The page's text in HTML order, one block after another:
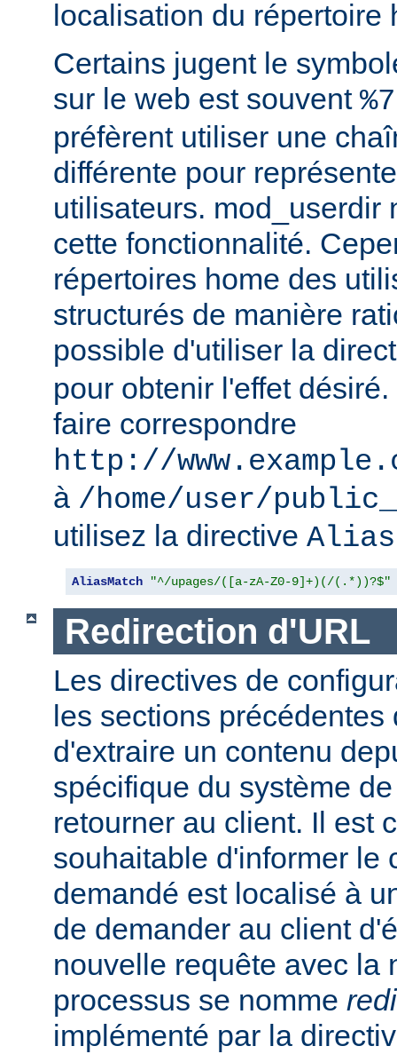
localisation du répertoire
Certains jugent le
sur le web est souvent
préfèrent utiliser une
différente pour
utilisateurs. mod_userdir
cette fonctionnalité.
répertoires home des
structurés de manière
possible d'utiliser la
pour obtenir l'effet
faire correspondre
http://
à /home/user/
utilisez la directive
AliasMatch "^/upages/([a-zA-Z0-9]+)(/(.*))?$"
Redirection d'URL
Les directives de
les sections précédentes
d'extraire un contenu
spécifique du système
retourner au client. Il est
souhaitable d'informer le
demandé est localisé à
de demander au client
nouvelle requête avec la
processus se nomme
implémenté par la